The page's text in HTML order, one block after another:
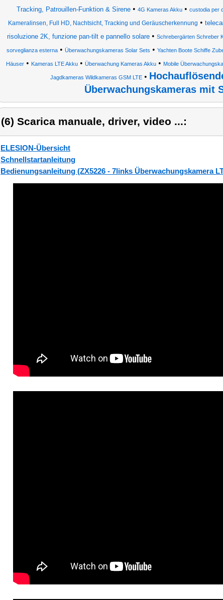
Tracking, Patrouillen-Funktion & Sirene• 4G Kameras Akku• custodia per
Kameralinsen, Full HD, Nachtsicht, Tracking und Geräuscherkennung •
risoluzione 2K, funzione pan-tilt e pannello solare • Schrebergärten Schreber
sorveglianza esterna• Überwachungskameras Solar Sets • Yachten Boote Schiffe
Häuser• Kameras LTE Akku• Überwachung Kameras Akku• Mobile
Jagdkameras Wildkameras GSM LTE •
Überwachungskameras mit
(6) Scarica manuale, driver, video ...:
ELESION-Übersicht
Schnellstartanleitung
Bedienungsanleitung (ZX5226 - 7links Überwachungskamera